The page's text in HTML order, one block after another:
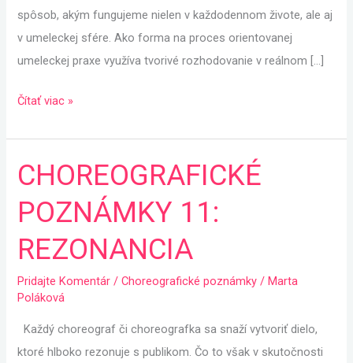
spôsob, akým fungujeme nielen v každodennom živote, ale aj
v umeleckej sfére. Ako forma na proces orientovanej
umeleckej praxe využíva tvorivé rozhodovanie v reálnom […]
Čítať viac »
CHOREOGRAFICKÉ
POZNÁMKY 11:
REZONANCIA
Pridajte Komentár /Choreografické poznámky /Marta
Poláková
Každý choreograf či choreografka sa snaží vytvoriť dielo,
ktoré hlboko rezonuje s publikom. Čo to však v skutočnosti
CHOREOGRAFICKÉ
POZNÁMKY
11:
REZONANCIA